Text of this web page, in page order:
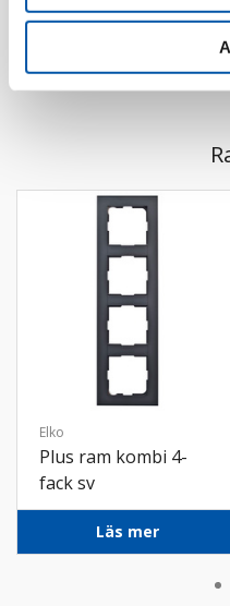
Elko
Plus ram kombi 4-
fack sv
Läs mer